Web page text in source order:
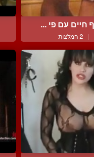
חיים עם פי ...
| 2 המלצות